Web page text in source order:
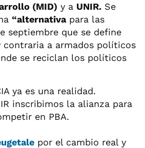
(MID) y a UNIR. Se
“alternativapara las
septiembre que se define
a armados políticos
se reciclan los políticos
ya es una realidad.
inscribimos la alianza para
en PBA.
por el cambio real y